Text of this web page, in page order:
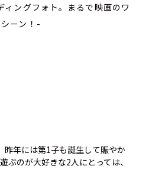
ィングフォト。まるで映画のワ
シーン！-
昨年には第1子も誕生して賑やか
ぶのが大好きな2人にとっては、